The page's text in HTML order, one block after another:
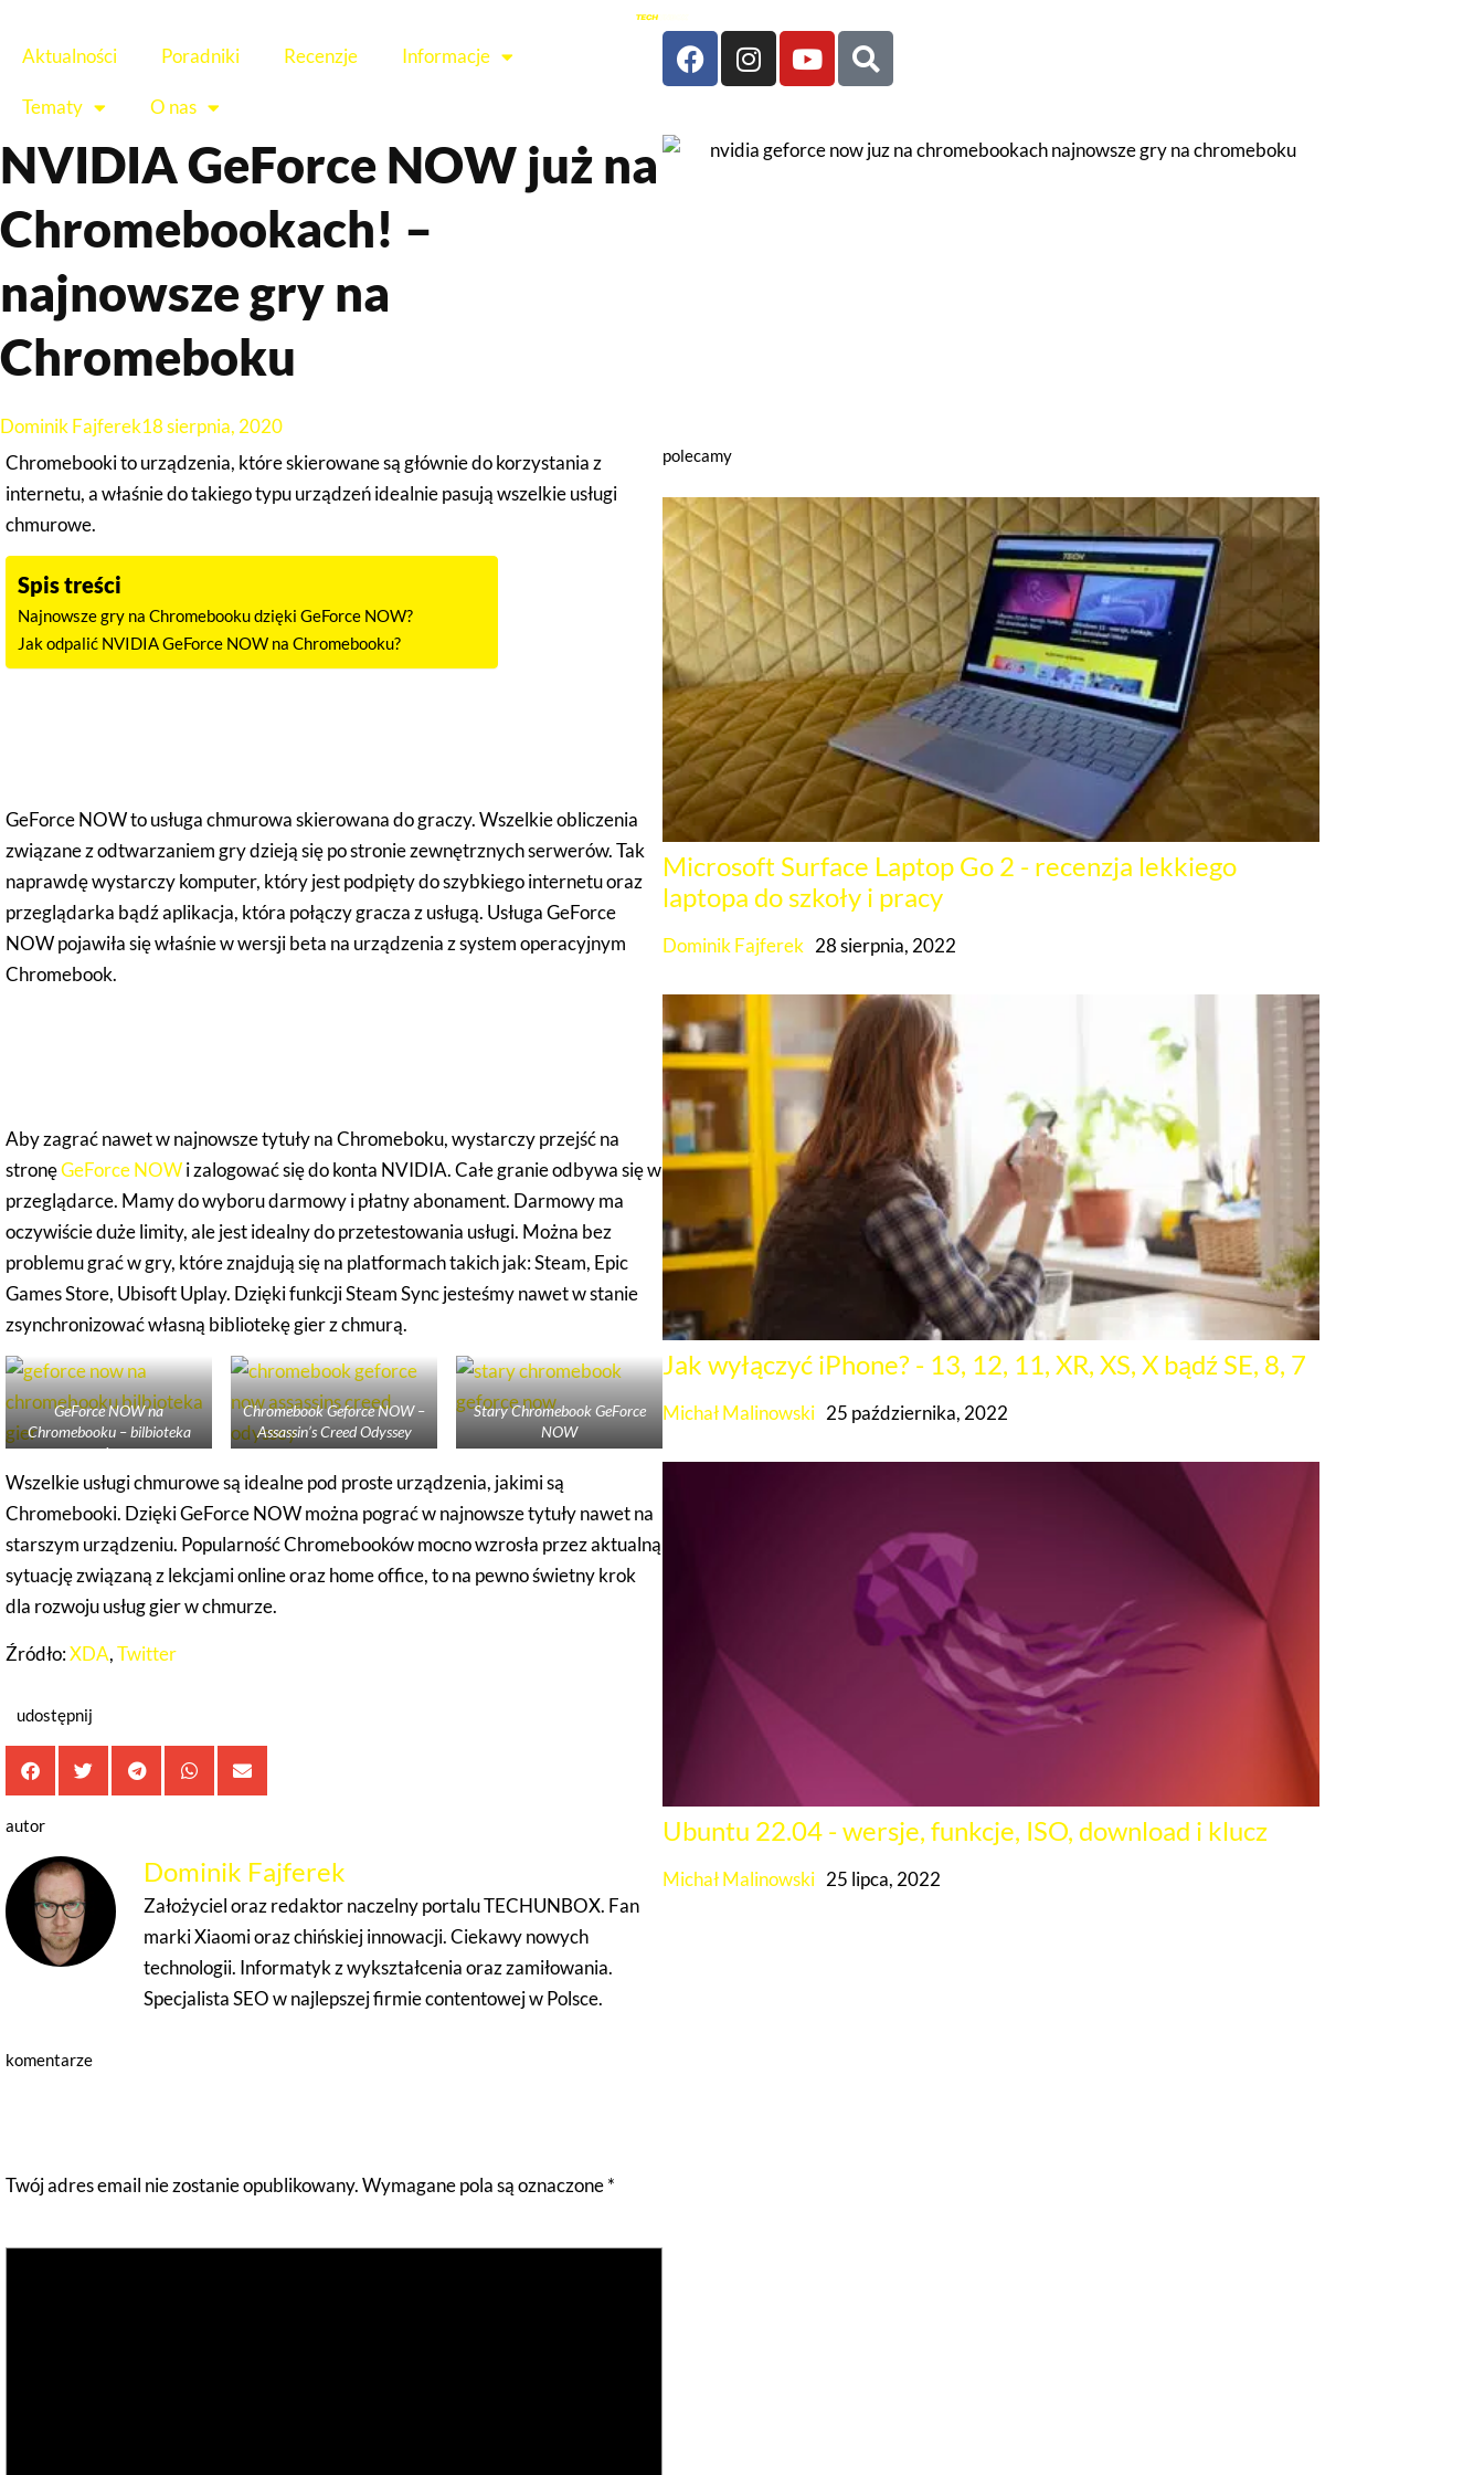
Aktualności Poradniki Recenzje Informacje
Tematy O nas
NVIDIA GeForce NOW już na
Chromebookach! –
najnowsze gry na
Chromeboku
Dominik Fajferek18 sierpnia, 2020
Chromebooki to urządzenia, które skierowane są głównie do korzystania z
internetu, a właśnie do takiego typu urządzeń idealnie pasują wszelkie usługi
chmurowe.
Spis treści
Najnowsze gry na Chromebooku dzięki GeForce NOW?
Jak odpalić NVIDIA GeForce NOW na Chromebooku?
GeForce NOW to usługa chmurowa skierowana do graczy. Wszelkie obliczenia
związane z odtwarzaniem gry dzieją się po stronie zewnętrznych serwerów. Tak
naprawdę wystarczy komputer, który jest podpięty do szybkiego internetu oraz
przeglądarka bądź aplikacja, która połączy gracza z usługą. Usługa GeForce
NOW pojawiła się właśnie w wersji beta na urządzenia z system operacyjnym
Chromebook.
Aby zagrać nawet w najnowsze tytuły na Chromeboku, wystarczy przejść na
stronęGeForce NOWi zalogować się do konta NVIDIA. Całe granie odbywa się w
przeglądarce. Mamy do wyboru darmowy i płatny abonament. Darmowy ma
oczywiście duże limity, ale jest idealny do przetestowania usługi. Można bez
problemu grać w gry, które znajdują się na platformach takich jak: Steam, Epic
Games Store, Ubisoft Uplay. Dzięki funkcji Steam Sync jesteśmy nawet w stanie
zsynchronizować własną bibliotekę gier z chmurą.
GeForce NOW na
Chromebooku – bilbioteka
gier
Chromebook Geforce NOW –
Assassin’s Creed Odyssey
Stary Chromebook GeForce
NOW
Wszelkie usługi chmurowe są idealne pod proste urządzenia, jakimi są
Chromebooki. Dzięki GeForce NOW można pograć w najnowsze tytuły nawet na
starszym urządzeniu. Popularność Chromebooków mocno wzrosła przez aktualną
sytuację związaną z lekcjami online oraz home office, to na pewno świetny krok
dla rozwoju usług gier w chmurze.
Źródło:XDA,Twitter
udostępnij
autor
Dominik Fajferek
Założyciel oraz redaktor naczelny portalu TECHUNBOX. Fan
marki Xiaomi oraz chińskiej innowacji. Ciekawy nowych
technologii. Informatyk z wykształcenia oraz zamiłowania.
Specjalista SEO w najlepszej firmie contentowej w Polsce.
komentarze
Twój adres email nie zostanie opublikowany.Wymagane pola są oznaczone*
polecamy
Microsoft Surface Laptop Go 2 - recenzja lekkiego
laptopa do szkoły i pracy
Dominik Fajferek 28 sierpnia, 2022
Jak wyłączyć iPhone? - 13, 12, 11, XR, XS, X bądź SE, 8, 7
Michał Malinowski 25 października, 2022
Ubuntu 22.04 - wersje, funkcje, ISO, download i klucz
Michał Malinowski 25 lipca, 2022